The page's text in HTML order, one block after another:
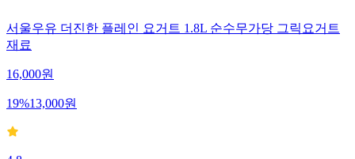
서울우유 더진한 플레인 요거트 1.8L 순수무가당 그릭요거트
재료
16,000원
19%13,000원